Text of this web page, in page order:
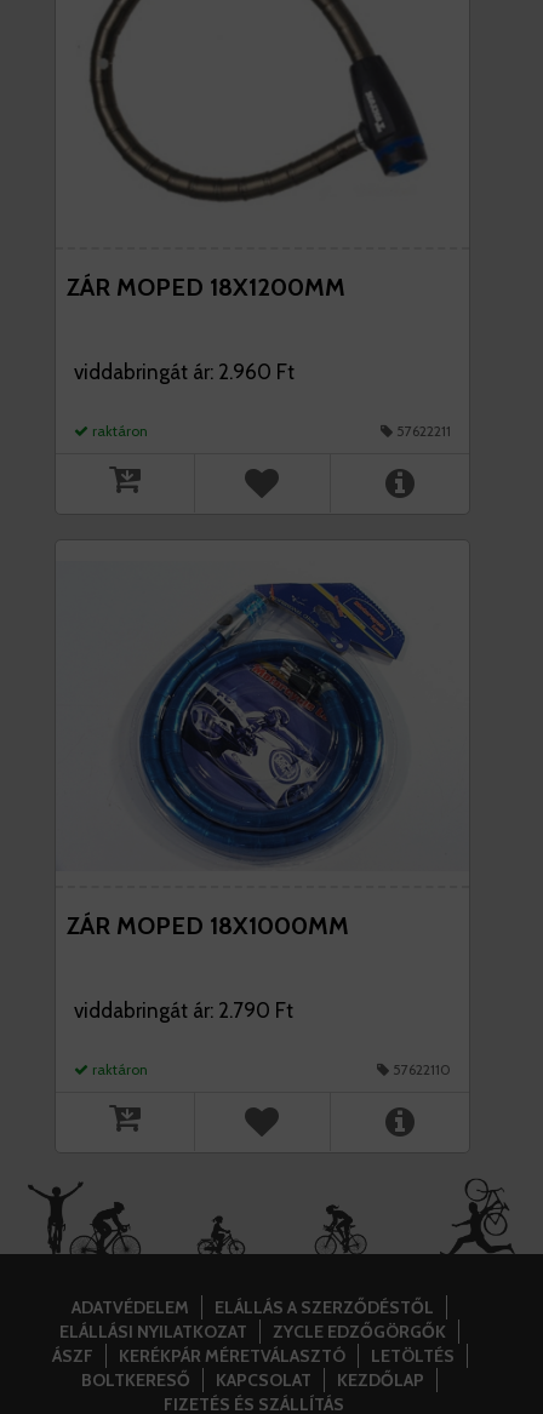
ZÁR MOPED 18X1200MM
viddabringát ár: 2.960 Ft
raktáron 57622211
ZÁR MOPED 18X1000MM
viddabringát ár: 2.790 Ft
raktáron 57622110
ADATVÉDELEM
ELÁLLÁS A SZERZŐDÉSTŐL
ELÁLLÁSI NYILATKOZAT
ZYCLE EDZŐGÖRGŐK
ÁSZF
KERÉKPÁR MÉRETVÁLASZTÓ
LETÖLTÉS
BOLTKERESŐ
KAPCSOLAT
KEZDŐLAP
FIZETÉS ÉS SZÁLLÍTÁS